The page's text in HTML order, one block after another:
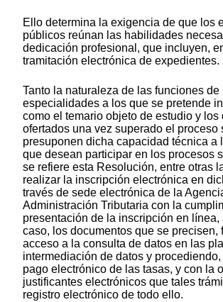
Ello determina la exigencia de que los
públicos reúnan las habilidades
dedicación profesional, que incluyen,
tramitación electrónica de expedientes.
Tanto la naturaleza de las funciones de
especialidades a los que se pretende
como el temario objeto de estudio y los
ofertados una vez superado el proceso
presuponen dicha capacidad técnica a
que desean participar en los procesos
se refiere esta Resolución, entre otras
realizar la inscripción electrónica en
través de sede electrónica de la
Administración Tributaria con la
presentación de la inscripción en línea,
caso, los documentos que se precisen,
acceso a la consulta de datos en las
intermediación de datos y procediendo,
pago electrónico de las tasas, y con la
justificantes electrónicos que tales
registro electrónico de todo ello.